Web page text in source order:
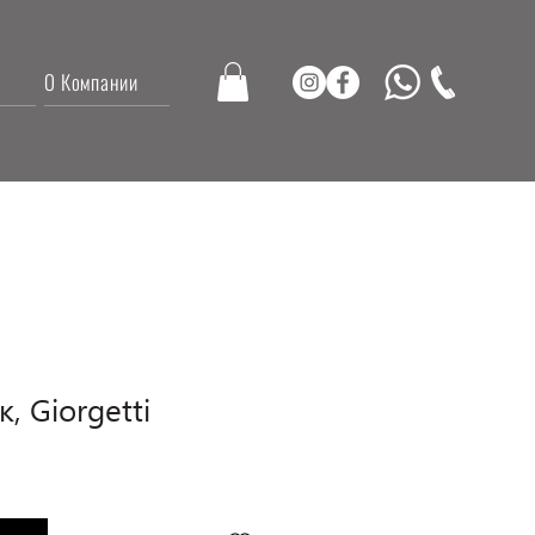
О Компании
Giorgetti